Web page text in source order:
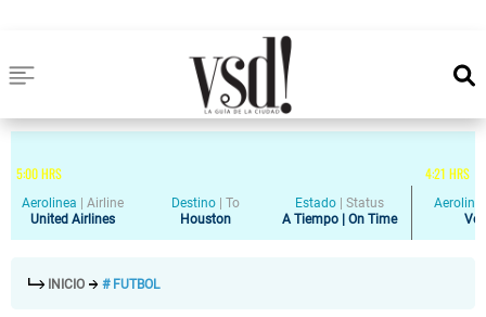
5:00HRS 4:21 HRS
Aerolinea
Airline
United Airlines
Destino
To
Houston
Estado
Status
A Tiempo | On Time
INICIO # FUTBOL